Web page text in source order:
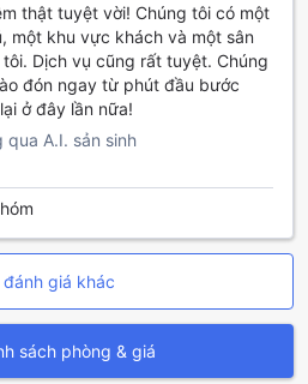
nằm tại trung tâm thành phố
hấp dẫn cho những ai yêu
Với hơn 600 năm lịch sử,
văn hóa của châu Âu và là
sĩ và nhà văn nổi tiếng.
bao gồm nhiều điểm tham quan
Nhà thờ Santa Maria del Fiore
có thể khám phá kiến trúc
và nhà thờ, ngắm nhìn những
và tìm hiểu về lịch sử và văn
ra, khu vực này cũng có
phố nhỏ xinh đẹp, tạo nên một
dạo và thưởng thức ẩm thực đặc
thật tuyệt vời! Chúng tôi có một
một khu vực khách và một sân
Dịch vụ cũng rất tuyệt. Chúng
đón ngay từ phút đầu bước
ở đây lần nữa!
A.I. sản sinh
đánh giá khác
sách phòng & giá